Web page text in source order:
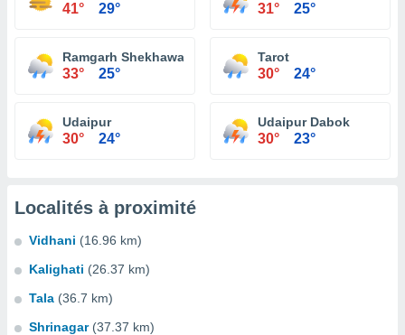
41° 29° 31° 25°
Ramgarh Shekhawati
33° 25°
Tarot
30° 24°
Udaipur
30° 24°
Udaipur Dabok
30° 23°
Localités à proximité
Vidhani (16.96 km)
Kalighati (26.37 km)
Tala (36.7 km)
Shrinagar (37.37 km)